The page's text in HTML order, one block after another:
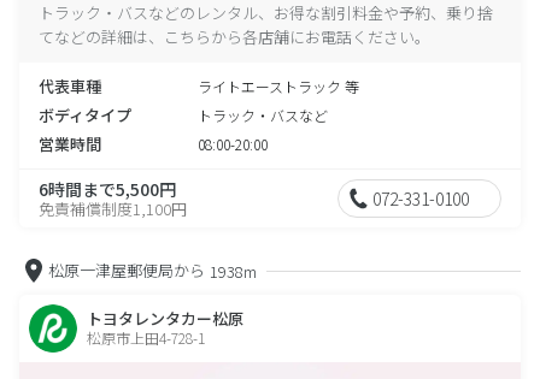
トラック・バスなどのレンタル、お得な割引料金や予約、乗り捨
てなどの詳細は、こちらから各店舗にお電話ください。
代表車種 ライトエーストラック 等
ボディタイプ トラック・バスなど
営業時間 08:00-20:00
6時間まで5,500円
免責補償制度1,100円 072-331-0100
松原一津屋郵便局から 1938m
トヨタレンタカー松原
松原市上田4-728-1